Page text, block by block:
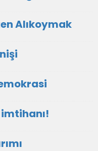
Alıkoymak